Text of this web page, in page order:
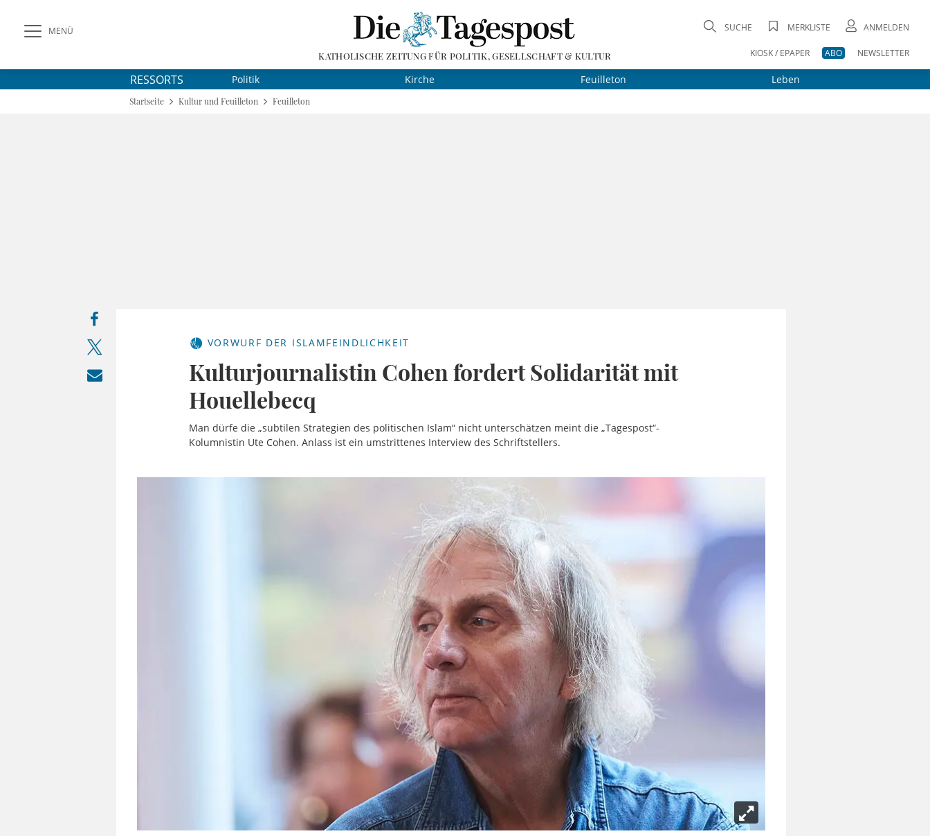
MENÜ
KATHOLISCHE ZEITUNG FÜR POLITIK, GESELLSCHAFT & KULTUR
SUCHE MERKLISTE ANMELDEN
KIOSK / EPAPER ABO NEWSLETTER
RESSORTS Politik Kirche Feuilleton Leben
Startseite Kultur und Feuilleton Feuilleton
VORWURF DER ISLAMFEINDLICHKEIT
Kulturjournalistin Cohen fordert Solidarität mit
Houellebecq
Man dürfe die „subtilen Strategien des politischen Islam“ nicht unterschätzen meint die „Tagespost“-
Kolumnistin Ute Cohen. Anlass ist ein umstrittenes Interview des Schriftstellers.